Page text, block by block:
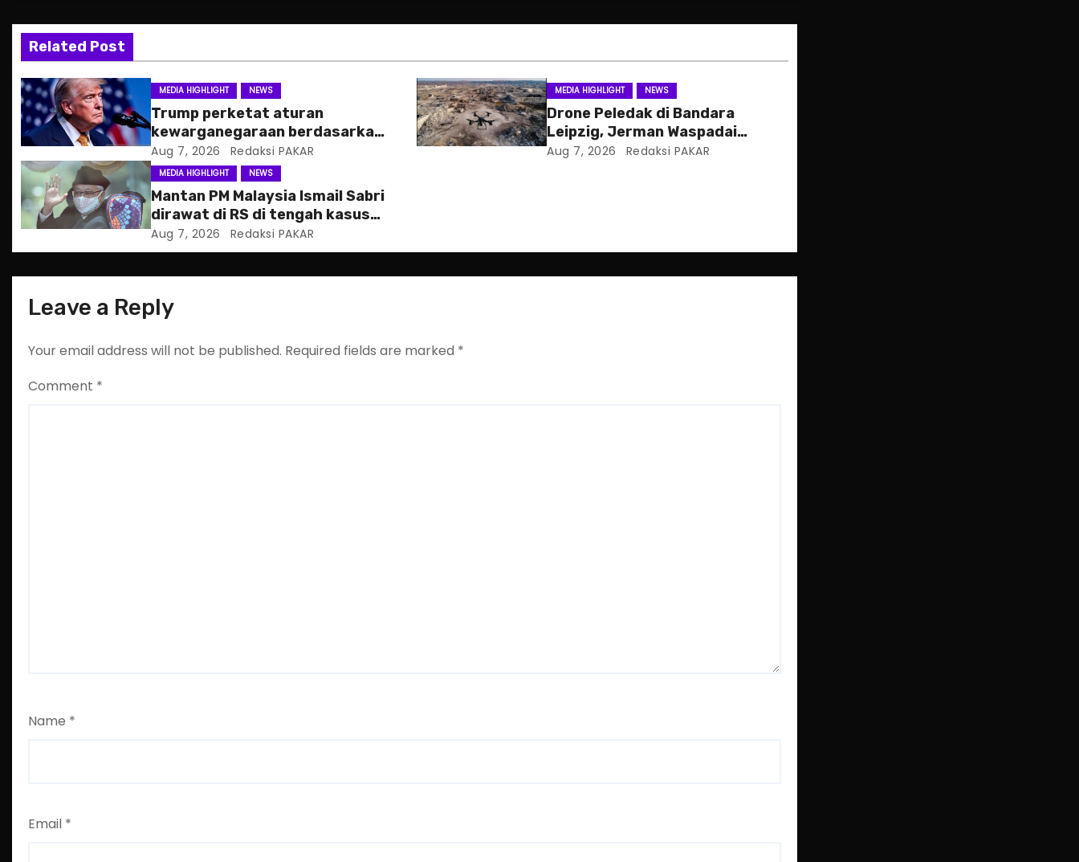
v
i
g
a
t
i
o
n
Related Post
MEDIA HIGHLIGHT NEWS
Trump perketat aturan
kewarganegaraan berdasarkan
tempat kelahiran
Aug 7, 2026 Redaksi PAKAR
MEDIA HIGHLIGHT NEWS
Drone Peledak di Bandara
Leipzig, Jerman Waspadai
Serangan Hibrida Rusia
Aug 7, 2026 Redaksi PAKAR
MEDIA HIGHLIGHT NEWS
Mantan PM Malaysia Ismail Sabri
dirawat di RS di tengah kasus
hukum
Aug 7, 2026 Redaksi PAKAR
Leave a Reply
Your email address will not be published. Required fields are marked *
Comment *
Name *
Email *